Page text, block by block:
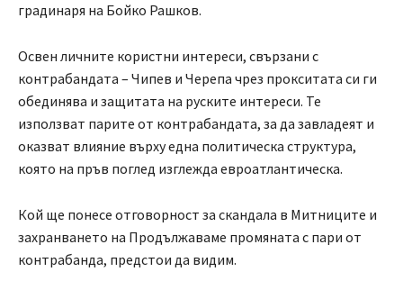
градинаря на Бойко Рашков.
Освен личните користни интереси, свързани с
контрабандата – Чипев и Черепа чрез прокситата си ги
обединява и защитата на руските интереси. Те
използват парите от контрабандата, за да завладеят и
оказват влияние върху една политическа структура,
която на пръв поглед изглежда евроатлантическа.
Кой ще понесе отговорност за скандала в Митниците и
захранването на Продължаваме промяната с пари от
контрабанда, предстои да видим.